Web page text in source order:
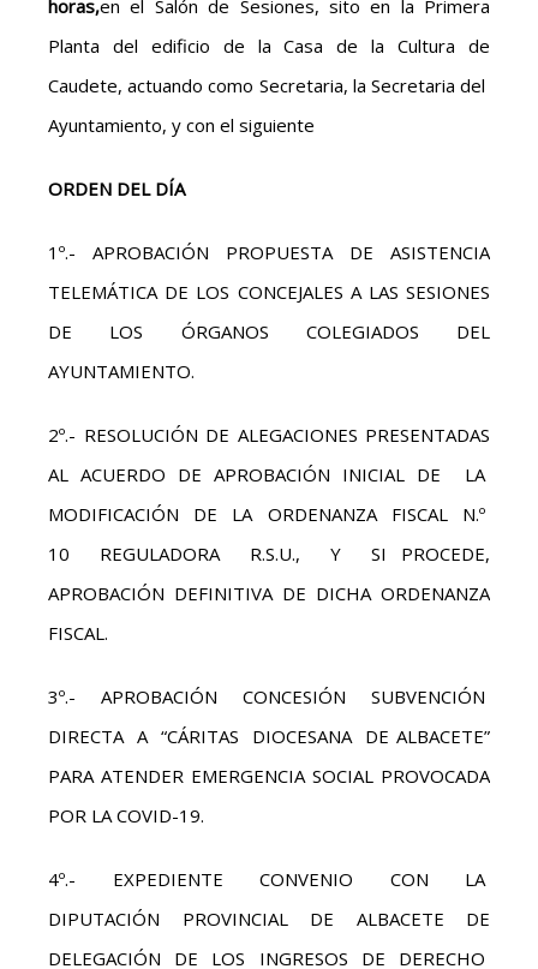
horas,en el Salón de Sesiones, sito en la Primera
Planta del edificio de la Casa de la Cultura de
Caudete, actuando como Secretaria, la Secretaria del
Ayuntamiento, y con el siguiente
ORDEN DEL DÍA
1º.- APROBACIÓN PROPUESTA DE ASISTENCIA
TELEMÁTICA DE LOS CONCEJALES A LAS SESIONES
DE LOS ÓRGANOS COLEGIADOS DEL
AYUNTAMIENTO.
2º.- RESOLUCIÓN DE ALEGACIONES PRESENTADAS
AL ACUERDO DE APROBACIÓN INICIAL DE LA
MODIFICACIÓN DE LA ORDENANZA FISCAL N.º
10 REGULADORA R.S.U., Y SI PROCEDE,
APROBACIÓN DEFINITIVA DE DICHA ORDENANZA
FISCAL.
3º.- APROBACIÓN CONCESIÓN SUBVENCIÓN
DIRECTA A “CÁRITAS DIOCESANA DE ALBACETE”
PARA ATENDER EMERGENCIA SOCIAL PROVOCADA
POR LA COVID-19.
4º.- EXPEDIENTE CONVENIO CON LA
DIPUTACIÓN PROVINCIAL DE ALBACETE DE
DELEGACIÓN DE LOS INGRESOS DE DERECHO